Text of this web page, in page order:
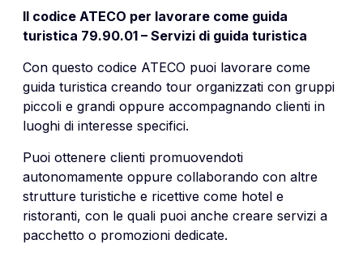
Il codice ATECO per lavorare come guida
turistica 79.90.01 – Servizi di guida turistica
Con questo codice ATECO puoi lavorare come
guida turistica creando tour organizzati con gruppi
piccoli e grandi oppure accompagnando clienti in
luoghi di interesse specifici.
Puoi ottenere clienti promuovendoti
autonomamente oppure collaborando con altre
strutture turistiche e ricettive come hotel e
ristoranti, con le quali puoi anche creare servizi a
pacchetto o promozioni dedicate.